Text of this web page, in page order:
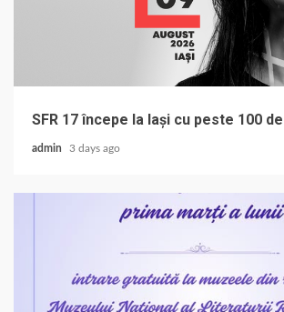
SFR 17 începe la Iași cu peste 100
admin 3 days ago